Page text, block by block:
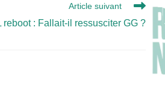
Article suivant
reboot : Fallait-il ressusciter GG ?